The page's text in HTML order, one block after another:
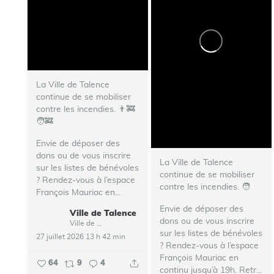
La Ville de Talence
continue de se mobiliser
contre les incendies. 👨‍🚒
🧑‍🚒
Envie de déposer des
dons ou de vous inscrire
sur les listes de bénévoles
? Rendez-vous à l’espace
François Mauriac en...
Ville de Talence
27 juillet 2026 13 h 42 min
64 9 4
La Ville de Talence
continue de se mobiliser
contre les incendies. ‍🧑‍
Envie de déposer des
dons ou de vous inscrire
sur les listes de bénévoles
? Rendez-vous à l’espace
François Mauriac en
continu jusqu’à 19h.
Retr...